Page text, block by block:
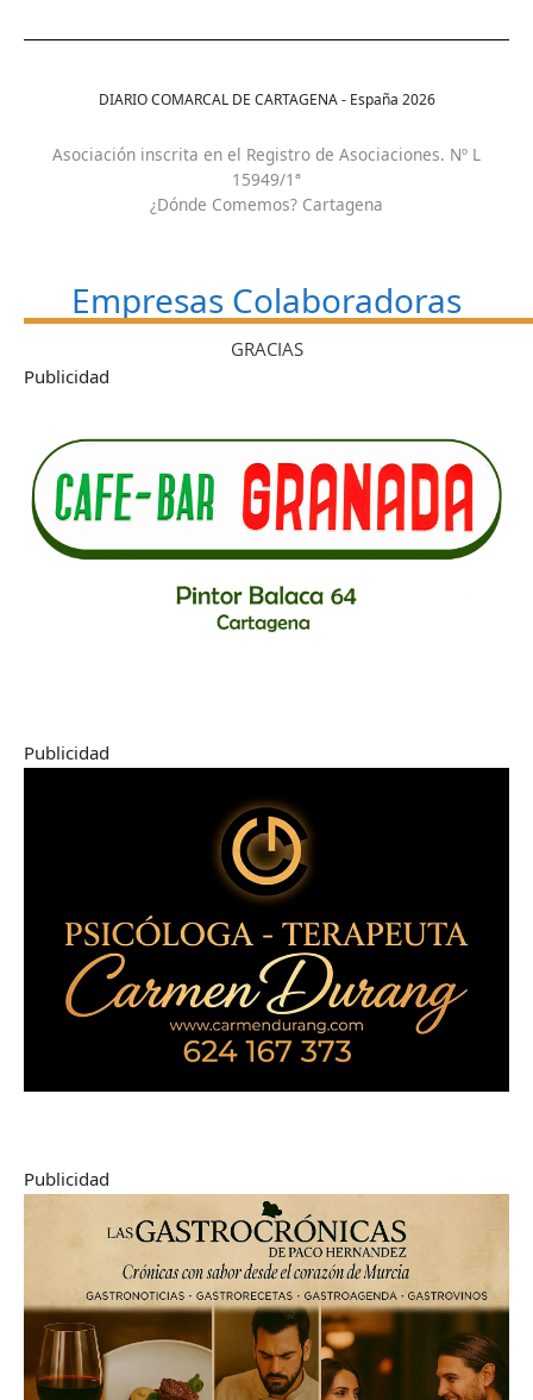
DIARIO COMARCAL DE CARTAGENA - España 2026
Asociación inscrita en el Registro de Asociaciones. Nº L
15949/1ª
¿Dónde Comemos? Cartagena
Empresas Colaboradoras
GRACIAS
Publicidad
Publicidad
Publicidad